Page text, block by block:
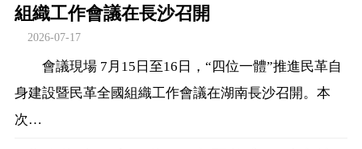
組織工作會議在長沙召開
2026-07-17
會議現場 7月15日至16日，“四位一體”推進民革自
身建設暨民革全國組織工作會議在湖南長沙召開。本
次…